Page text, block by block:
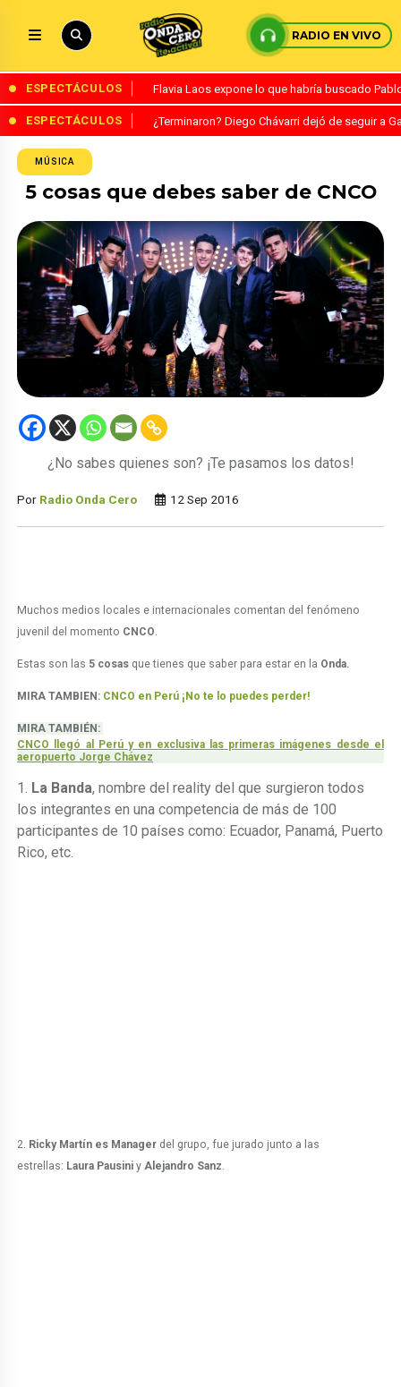
RADIO EN VIVO
ESPECTÁCULOS Flavia Laos expone lo que habría buscado
ESPECTÁCULOS ¿Terminaron? Diego Chávarri dejó de seguir a
MÚSICA
5 cosas que debes saber de CNCO
¿No sabes quienes son? ¡Te pasamos los datos!
Por Radio Onda Cero 12 Sep 2016
Muchos medios locales e internacionales comentan del fenómeno
juvenil del momento CNCO.
Estas son las 5 cosas que tienes que saber para estar en la Onda.
MIRA TAMBIEN: CNCO en Perú ¡No te lo puedes perder!
MIRA TAMBIÉN:
CNCO llegó al Perú y en exclusiva las primeras imágenes desde el
aeropuerto Jorge Chávez
1. La Banda, nombre del reality del que surgieron todos
los integrantes en una competencia de más de 100
participantes de 10 países como: Ecuador, Panamá, Puerto
Rico, etc.
2. Ricky Martín es Manager del grupo, fue jurado junto a las
estrellas: Laura Pausini yAlejandro Sanz.